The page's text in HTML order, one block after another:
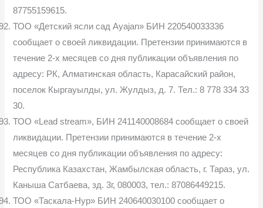
87755159615.
ТОО «Детский ясли сад Ayajan» БИН 220540033336
сообщает о своей ликвидации. Претензии принимаются в
течение 2-х месяцев со дня публикации объявления по
адресу: РК, Алматинская область, Карасайский район,
поселок Кыргауылды, ул. Жулдыз, д. 7. Тел.: 8 778 334 33
30.
ТОО «Lead stream», БИН 241140008684 сообщает о своей
ликвидации. Претензии принимаются в течение 2-х
месяцев со дня публикации объявления по адресу:
Республика Казахстан, Жамбылская область, г. Тараз, ул.
Каныша Сатбаева, зд. 3г, 080003, тел.: 87086449215.
ТОО «Таскала-Нур» БИН 240640030100 сообщает о